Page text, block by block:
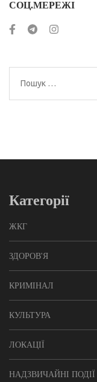
СОЦ.МЕРЕЖІ
Пошук:
Категорії
ЖКГ
ЗДОРОВ'Я
КРИМІНАЛ
КУЛЬТУРА
ЛОКАЦІЇ
НАДЗВИЧАЙНІ ПОДІЇ